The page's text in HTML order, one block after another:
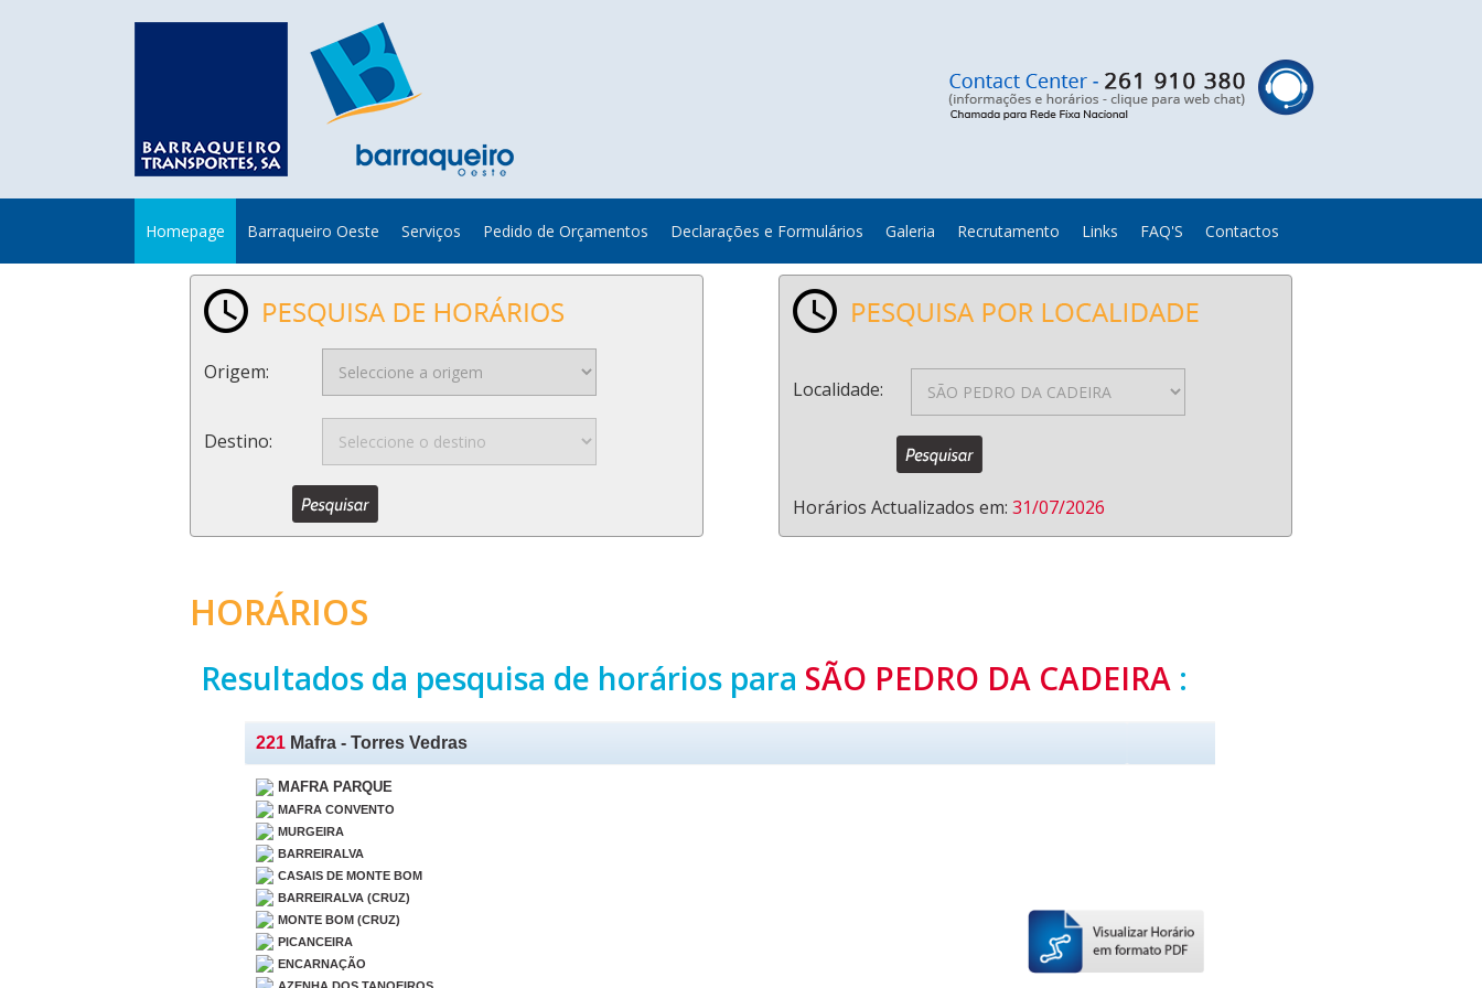
Homepage Barraqueiro Oeste Serviços Pedido de Orçamentos Declarações e Formulários Galeria Recrutamento Links FAQ'S Contactos
Origem:
Destino:
Localidade:
Horários Actualizados em: 31/07/2026
HORÁRIOS
Resultados da pesquisa de horários para SÃO PEDRO DA CADEIRA :
221 Mafra - Torres Vedras
MAFRA PARQUE
MAFRA CONVENTO
MURGEIRA
BARREIRALVA
CASAIS DE MONTE BOM
BARREIRALVA (CRUZ)
MONTE BOM (CRUZ)
PICANCEIRA
ENCARNAÇÃO